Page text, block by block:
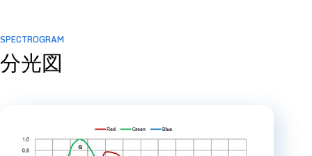
SPECTROGRAM
分光図